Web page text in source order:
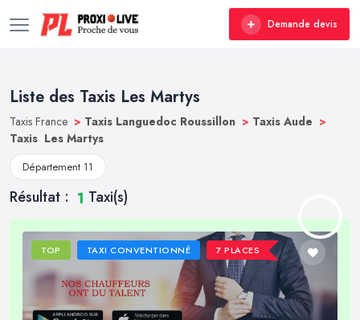
Demande devis
Liste des Taxis Les Martys
Taxis France > Taxis Languedoc Roussillon > Taxis Aude >
Taxis Les Martys
Département 11
Résultat : 1 Taxi(s)
TOP TAXI CONVENTIONNÉ 7 PLACES